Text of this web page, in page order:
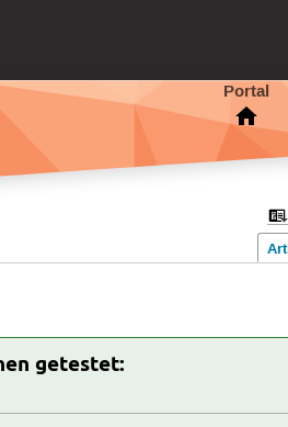
Portal
getestet: